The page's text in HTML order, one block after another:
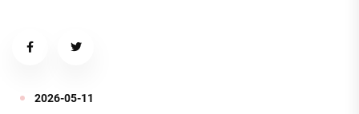
2026-05-11